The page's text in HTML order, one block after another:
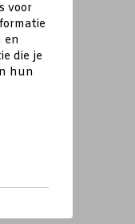
voor
en
die je
hun